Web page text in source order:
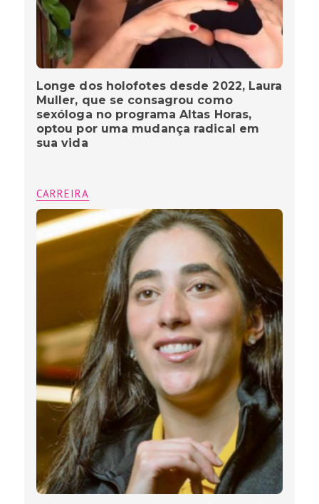
Longe dos holofotes desde 2022, Laura
Muller, que se consagrou como
sexóloga no programa Altas Horas,
optou por uma mudança radical em
sua vida
CARREIRA